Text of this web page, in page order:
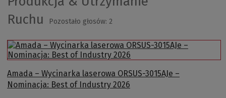
Ruchu
Pozostało głosów: 2
Amada – Wycinarka laserowa ORSUS-3015AJe –
Nominacja: Best of Industry 2026